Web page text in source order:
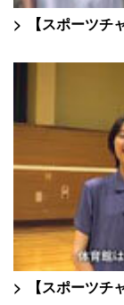
【スポーツ
【スポーツ